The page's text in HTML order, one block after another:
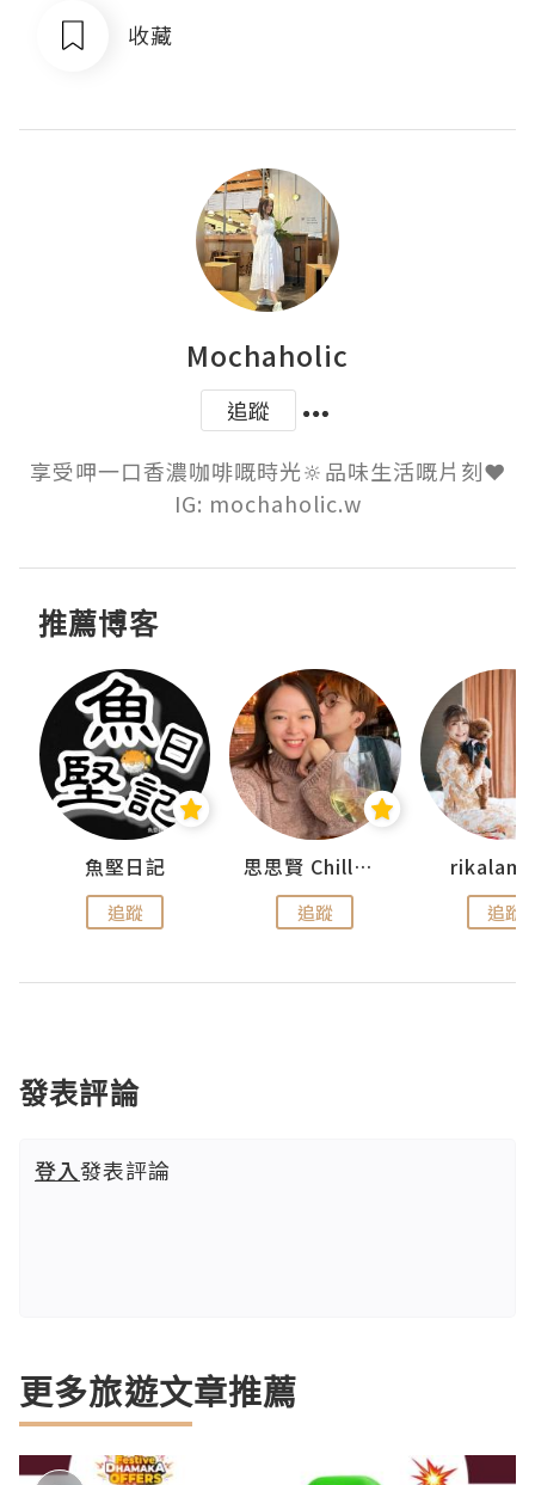
收藏
Mochaholic
追蹤
享受呷一口香濃咖啡嘅時光🔆品味生活嘅片刻❤️
IG: mochaholic.w
推薦博客
魚堅日記
追蹤
思思賢 ChillMyBabe
追蹤 追蹤
發表評論
登入發表評論
更多旅遊文章推薦